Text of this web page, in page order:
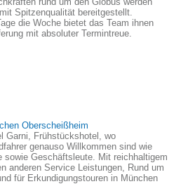
Spitzenqualität bereitgestellt.
die Woche bietet das Team ihnen
mit absoluter Termintreue.
Oberscheißheim
Garni, Frühstückshotel, wo
genauso Willkommen sind wie
sowie Geschäftsleute. Mit reichhaltigem
anderen Service Leistungen, Rund um
für Erkundigungstouren in München